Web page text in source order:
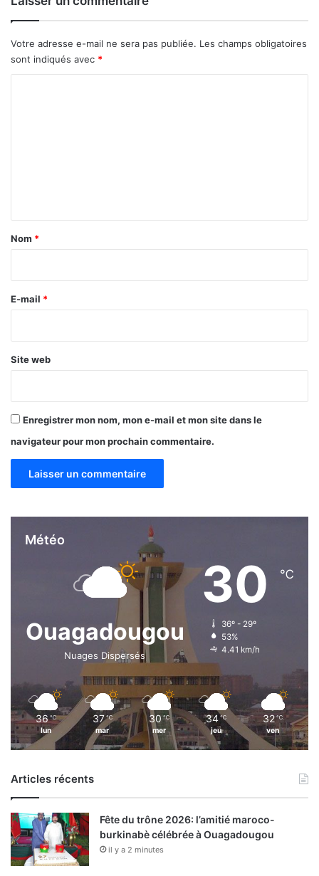
a
i
r
e
Votre adresse e-mail ne sera pas publiée. Les champs obligatoires
sont indiqués avec *
a
e
Nom *
E-mail *
Site web
Enregistrer mon nom, mon e-mail et mon site dans le
navigateur pour mon prochain commentaire.
Météo
Ouagadougou
Nuages Dispersés
30 ℃
36º - 29º
53%
4.41 km/h
36 ℃
lun
37 ℃
mar
30 ℃
mer
34 ℃
jeu
32 ℃
ven
Articles récents
Fête du trône 2026: l’amitié maroco-
burkinabè célébrée à Ouagadougou
il y a 2 minutes